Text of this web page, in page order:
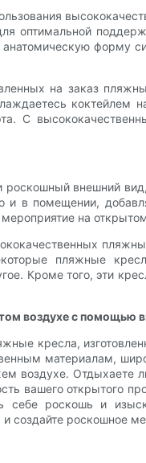
оптимальной
форму
на заказ
С
внешний
и в помещении,
на
пляжные
Кроме того, эти
воздухе с помощью
кресла,
материалам,
воздухе. Отдыхаете
вашего открытого
роскошь и
создайте роскошное